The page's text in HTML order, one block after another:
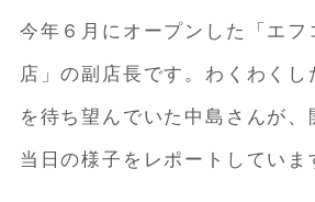
今年６月にオープンした「エフ
店」の副店長です。わくわくし
を待ち望んでいた中島さんが、
当日の様子をレポートしていま